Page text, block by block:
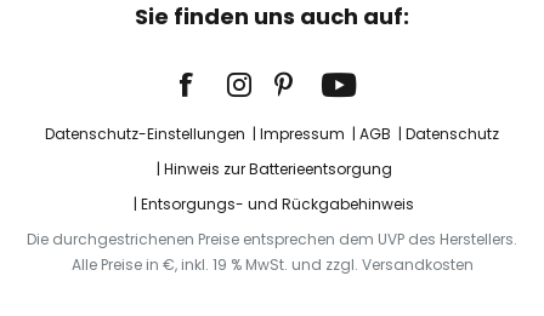
Sie finden uns auch auf:
Datenschutz-Einstellungen Impressum AGB
Datenschutz
Hinweis zur Batterieentsorgung
Entsorgungs- und Rückgabehinweis
Die durchgestrichenen Preise entsprechen dem UVP des Herstellers.
Alle Preise in €, inkl. 19 % MwSt. und zzgl. Versandkosten